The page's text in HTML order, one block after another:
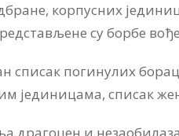
корпусних
су борбе
списак погинулих
јединицама, списак